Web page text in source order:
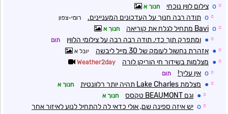
☼
o צילום לווין נוכחי חנוך א
☼
o תודה רבה חנוך על העדכונים המעניינים. רומי-צפון
☼
o Bavi מתחיל לגלח את קוריאה חנוך א
☼
● ומתפרק תוך כדי. תודה רבה רבה על צילומי הלווין תום
☼
● אזהרת נחשול לעומק של 30 מייל ליבשה יובל א
☼
● מצלמות בשידור חי הוריקן לורה Weather2day
☼
o אין עליך! תום
☼
● מצלמת Lake Charles תהיה יותר רלוונטית חנוך א
☼
● וגם BEAUMONT טקסס חנוך א
☼
o יש איזה ספינה שם, אולי כדאי לה להתחיל לנוע לאיזור אחר